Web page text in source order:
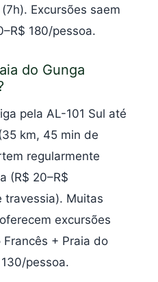
Excursões saem
180/pessoa.
do Gunga
pela AL-101 Sul até
km, 45 min de
regularmente
(R$ 20–R$
travessia). Muitas
excursões
+ Praia do
pessoa.